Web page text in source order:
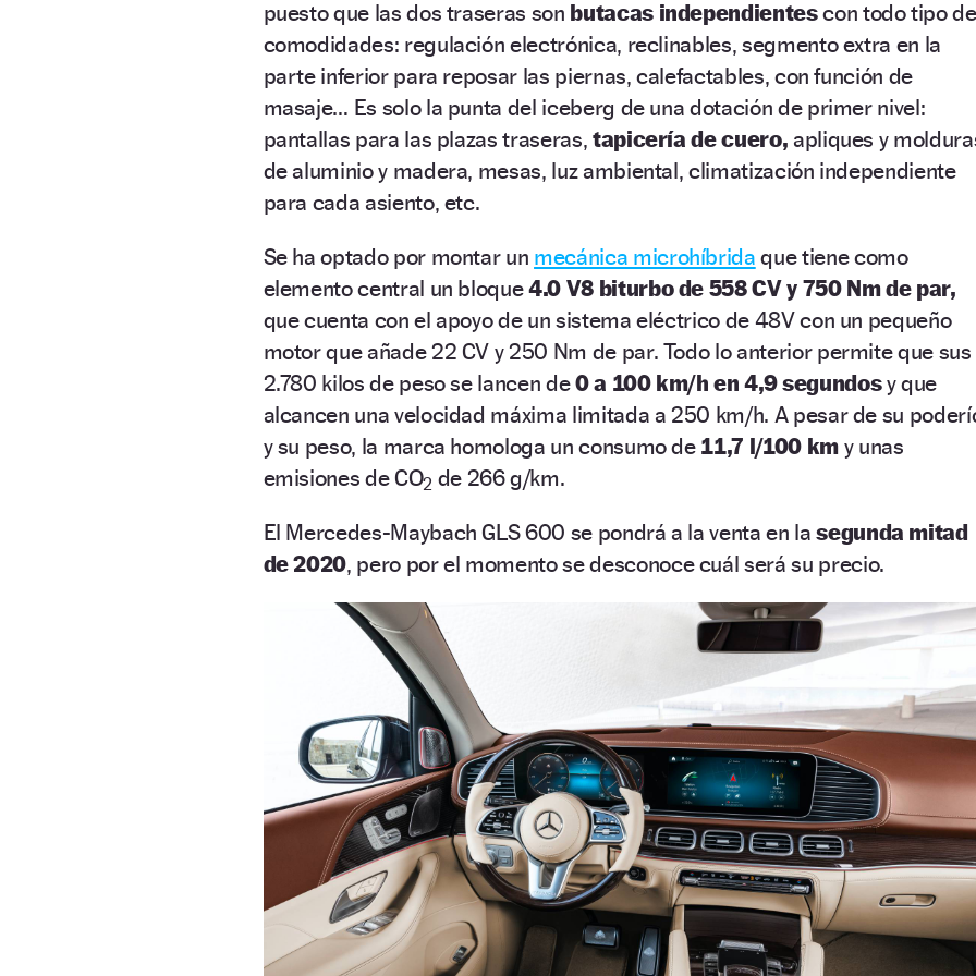
puesto que las dos traseras son butacas independientescon todo tipo de
comodidades: regulación electrónica, reclinables, segmento extra en la
parte inferior para reposar las piernas, calefactables, con función de
masaje… Es solo la punta del iceberg de una dotación de primer nivel:
pantallas para las plazas traseras, tapicería de cuero, apliques y
de aluminio y madera, mesas, luz ambiental, climatización independiente
para cada asiento, etc.
Se ha optado por montar un mecánica microhíbrida que tiene como
elemento central un bloque4.0 V8 biturbo de 558 CV y 750 Nm de par,
que cuenta con el apoyo de un sistema eléctrico de 48V con un pequeño
motor que añade 22 CV y 250 Nm de par. Todo lo anterior permite que sus
2.780 kilos de peso se lancen de0 a 100 km/h en 4,9 segundosy que
alcancen una velocidad máxima limitada a 250 km/h. A pesar de su
y su peso, la marca homologa un consumo de 11,7 l/100 kmy unas
emisiones de CO2 de 266 g/km.
El Mercedes-Maybach GLS 600 se pondrá a la venta en lasegunda mitad
de 2020, pero por el momento se desconoce cuál será su precio.